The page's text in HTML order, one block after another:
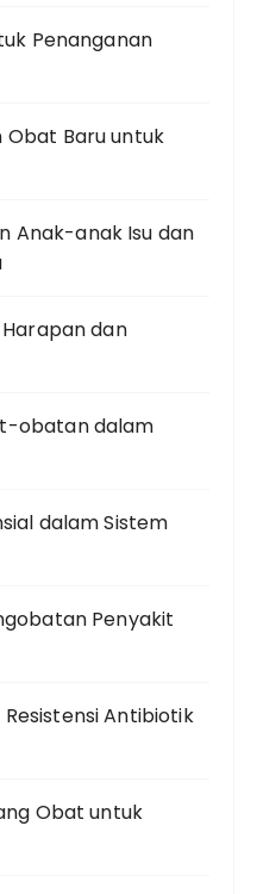
Penanganan
Baru untuk
Anak-anak Isu dan
dan
obatan dalam
dalam Sistem
Penyakit
Antibiotik
Obat untuk